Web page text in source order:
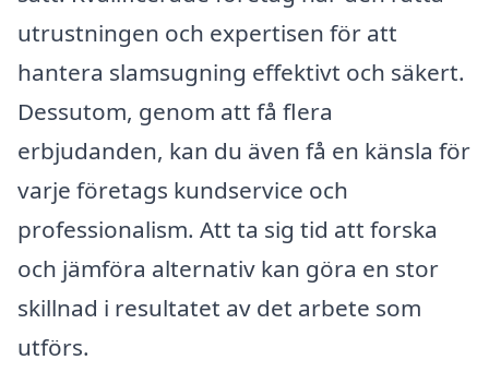
utrustningen och expertisen för att
hantera slamsugning effektivt och säkert.
Dessutom, genom att få flera
erbjudanden, kan du även få en känsla för
varje företags kundservice och
professionalism. Att ta sig tid att forska
och jämföra alternativ kan göra en stor
skillnad i resultatet av det arbete som
utförs.